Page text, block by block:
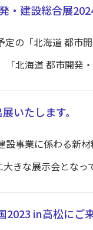
・建設総合展
の「北海道 都市
「北海道 都市開発
いたします。
設事業に係わる新
きな展示会となっ
2023 in高松にご